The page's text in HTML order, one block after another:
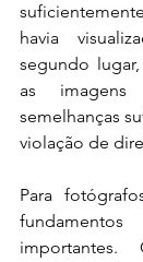
havia
segundo
as imagens
semelhanças
violação de
Para